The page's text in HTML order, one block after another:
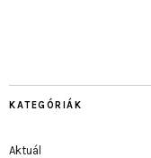
KATEGÓRIÁK
Aktuál